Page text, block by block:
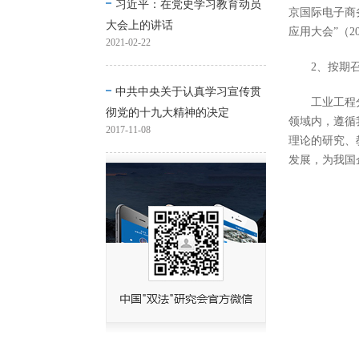
习近平：在党史学习教育动员
大会上的讲话
2021-02-22
中共中央关于认真学习宣传贯
彻党的十九大精神的决定
2017-11-08
京国际电子商
应用大会”（
2、按期
工业工
领域内，遵循
理论的研究、
发展，为我